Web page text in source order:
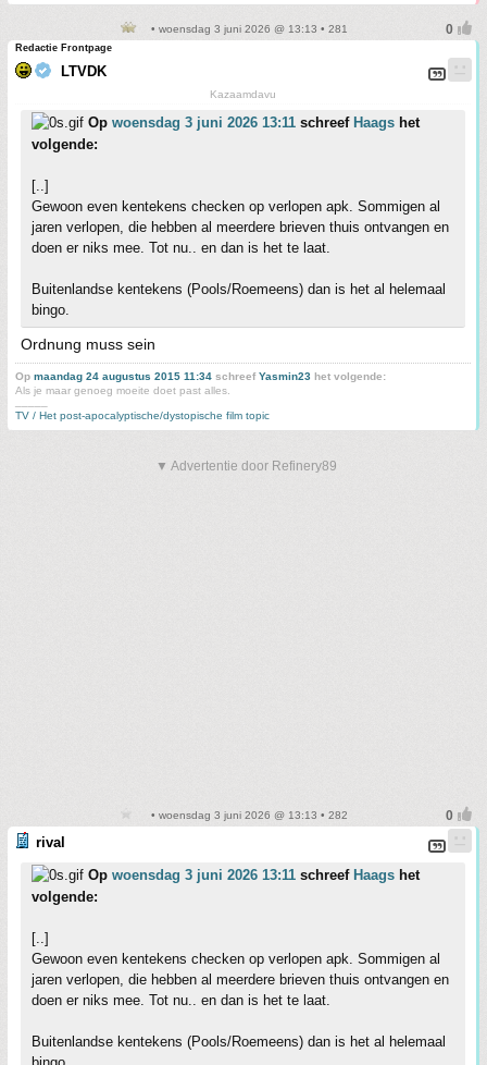
• woensdag 3 juni 2026 @ 13:13 • 281
Redactie Frontpage
LTVDK
Kazaamdavu
Op woensdag 3 juni 2026 13:11 schreef Haags het
volgende:
[..]
Gewoon even kentekens checken op verlopen apk. Sommigen al
jaren verlopen, die hebben al meerdere brieven thuis ontvangen en
doen er niks mee. Tot nu.. en dan is het te laat.
Buitenlandse kentekens (Pools/Roemeens) dan is het al helemaal
bingo.
Ordnung muss sein
Op maandag 24 augustus 2015 11:34 schreefYasmin23 het volgende:
Als je maar genoeg moeite doet past alles.
TV / Het post-apocalyptische/dystopische film topic
▼ Advertentie door Refinery89
• woensdag 3 juni 2026 @ 13:13 • 282
rival
Op woensdag 3 juni 2026 13:11 schreef Haags het
volgende:
[..]
Gewoon even kentekens checken op verlopen apk. Sommigen al
jaren verlopen, die hebben al meerdere brieven thuis ontvangen en
doen er niks mee. Tot nu.. en dan is het te laat.
Buitenlandse kentekens (Pools/Roemeens) dan is het al helemaal